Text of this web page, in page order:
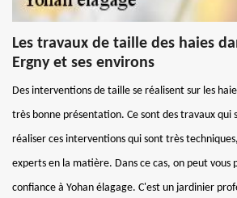
Les travaux de taille des haies
Ergny et ses environs
Des interventions de taille se réalisent sur les
très bonne présentation. Ce sont des travaux qui
réaliser ces interventions qui sont très
experts en la matière. Dans ce cas, on peut vous
confiance à Yohan élagage. C'est un jardinier